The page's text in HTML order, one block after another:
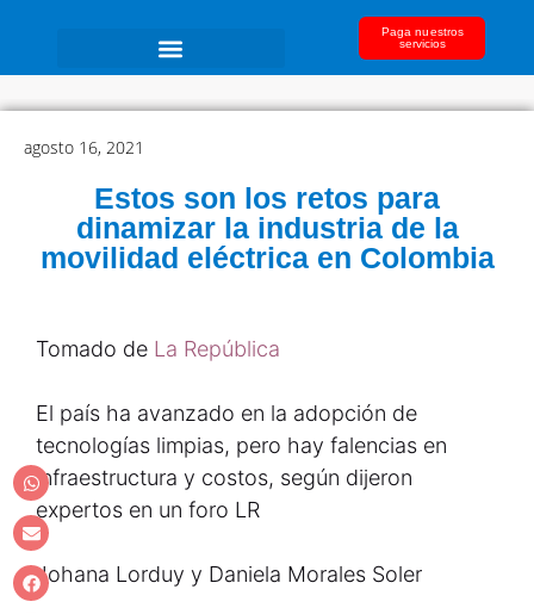
Paga nuestros
servicios
agosto 16, 2021
Estos son los retos para
dinamizar la industria de la
movilidad eléctrica en Colombia
Tomado de La República
El país ha avanzado en la adopción de
tecnologías limpias, pero hay falencias en
infraestructura y costos, según dijeron
expertos en un foro LR
Johana Lorduy y Daniela Morales Soler